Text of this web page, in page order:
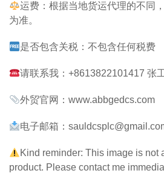
运费：根据当地货运代理的不同
为准。
是否包含关税：不包含任何税费
请联系我：+8613822101417 张
外贸官网：www.abbgedcs.com
电子邮箱：
Kind reminder: This image is not
product. Please contact me